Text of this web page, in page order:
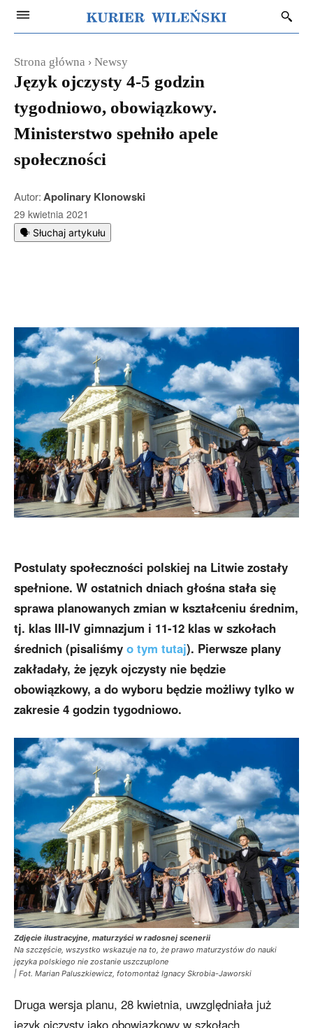
Strona główna Newsy
Język ojczysty 4-5 godzin
tygodniowo, obowiązkowy.
Ministerstwo spełniło apele
społeczności
Autor:Apolinary Klonowski
29 kwietnia 2021
🗣️ Słuchaj artykułu
Postulaty społeczności polskiej na Litwie zostały
spełnione. W ostatnich dniach głośna stała się
sprawa planowanych zmian w kształceniu średnim,
tj. klas III-IV gimnazjum i 11-12 klas w szkołach
średnich (pisaliśmy o tym tutaj). Pierwsze plany
zakładały, że język ojczysty nie będzie
obowiązkowy, a do wyboru będzie możliwy tylko w
zakresie 4 godzin tygodniowo.
Zdjęcie ilustracyjne, maturzyści w radosnej scenerii
Na szczęście, wszystko wskazuje na to, że prawo maturzystów do nauki
języka polskiego nie zostanie uszczuplone
| Fot. Marian Paluszkiewicz, fotomontaż Ignacy Skrobia-Jaworski
Druga wersja planu, 28 kwietnia, uwzględniała już